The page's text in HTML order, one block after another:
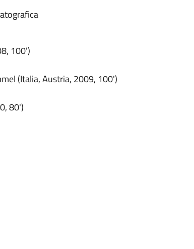
100')
(Italia, Austria, 2009, 100')
80')